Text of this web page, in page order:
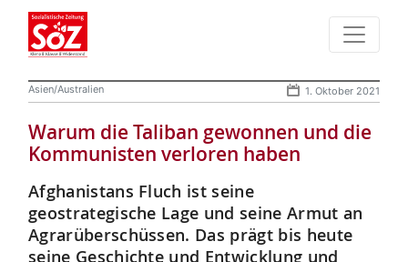
Asien/Australien 1. Oktober 2021
Warum die Taliban gewonnen und die
Kommunisten verloren haben
Afghanistans Fluch ist seine
geostrategische Lage und seine Armut an
Agrarüberschüssen. Das prägt bis heute
seine Geschichte und ­Entwicklung und